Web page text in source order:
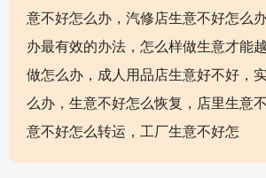
意不好怎么办，汽修店生意不好怎么
办最有效的办法，怎么样做生意才能
做怎么办，成人用品店生意好不好，
么办，生意不好怎么恢复，店里生意
意不好怎么转运，工厂生意不好怎